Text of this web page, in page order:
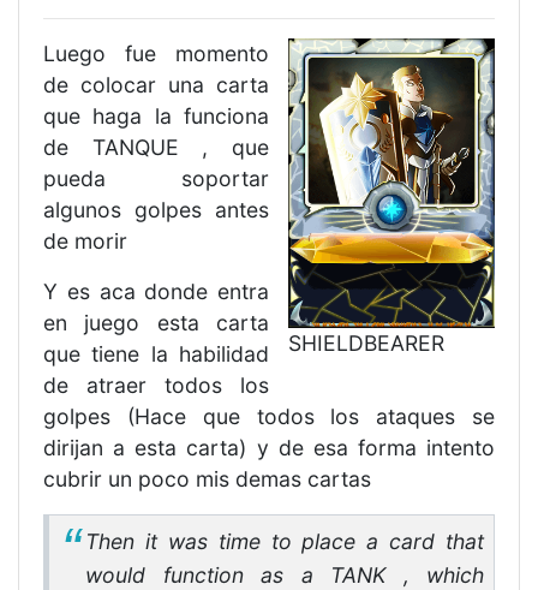
SHIELDBEARER
Luego fue momento
de colocar una carta
que haga la funciona
de TANQUE , que
pueda soportar
algunos golpes antes
de morir
Y es aca donde entra
en juego esta carta
que tiene la habilidad
de atraer todos los
golpes (Hace que todos los ataques se
dirijan a esta carta) y de esa forma intento
cubrir un poco mis demas cartas
Then it was time to place a card that
would function as a TANK , which